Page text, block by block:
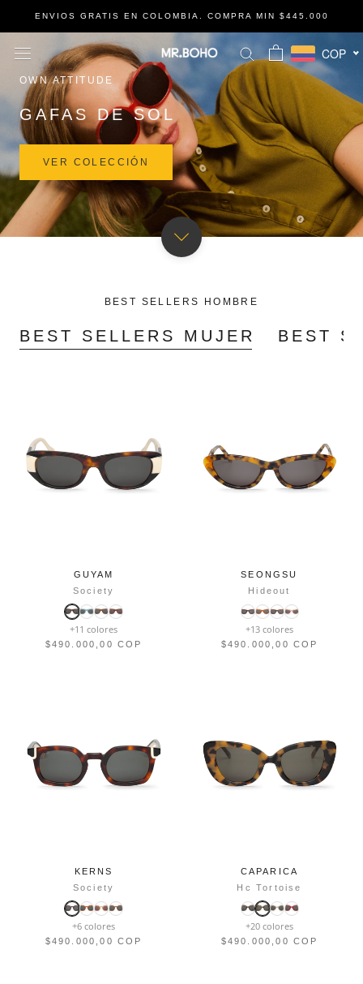
contenido
ENVIOS GRATIS EN COLOMBIA. COMPRA MIN $445.000
COP
OWN ATTITUDE
GAFAS DE SOL
VER COLECCIÓN
BEST SELLERS HOMBRE
BEST SELLERS MUJER BEST
GUYAM
Society
+11 colores
$490.000,00 COP
SEONGSU
Hideout
+13 colores
$490.000,00 COP
KERNS
Society
+6 colores
$490.000,00 COP
CAPARICA
Hc Tortoise
+20 colores
$490.000,00 COP